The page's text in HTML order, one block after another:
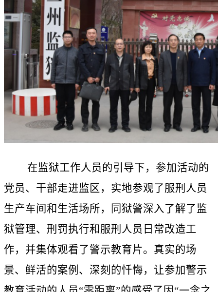
在监狱工作人员的引导下，参加活动的
党员、干部走进监区，实地参观了服刑人员
生产车间和生活场所，同狱警深入了解了监
狱管理、刑罚执行和服刑人员日常改造工
作，并集体观看了警示教育片。真实的场
景、鲜活的案例、深刻的忏悔，让参加警示